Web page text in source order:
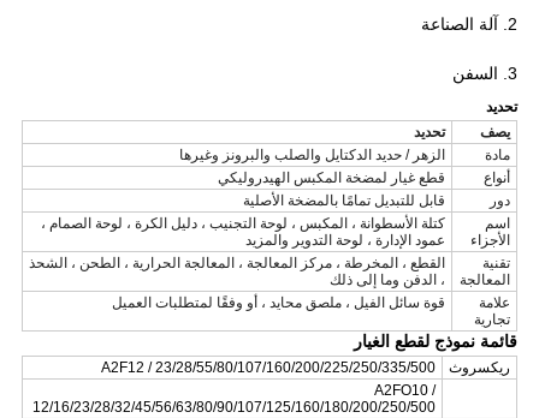
2. آلة الصناعة
3. السفن
تحديد
يصف
تحديد
مادة
الزهر / حديد الدكتايل والصلب والبرونز وغيرها
أنواع
قطع غيار لمضخة المكبس الهيدروليكي
دور
قابل للتبديل تمامًا بالمضخة الأصلية
اسم
الأجزاء
كتلة الأسطوانة ، المكبس ، لوحة التجنيب ، دليل الكرة ، لوحة الصمام ،
عمود الإدارة ، لوحة التدوير والمزيد
تقنية
المعالجة
القطع ، المخرطة ، مركز المعالجة ، المعالجة الحرارية ، الطحن ، الشحذ
، الدفن وما إلى ذلك
علامة
تجارية
قوة سائل الفيل ، ملصق محايد ، أو وفقًا لمتطلبات العميل
قائمة نموذج لقطع الغيار
ريكسروث
A2F12 / 23/28/55/80/107/160/200/225/250/335/500
A2FO10 /
12/16/23/28/32/45/56/63/80/90/107/125/160/180/200/250/500